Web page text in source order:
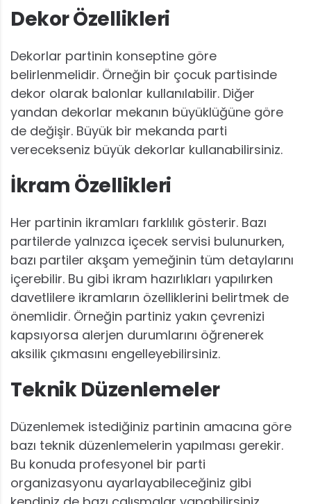
Dekor Özellikleri
Dekorlar partinin konseptine göre
belirlenmelidir. Örneğin bir çocuk partisinde
dekor olarak balonlar kullanılabilir. Diğer
yandan dekorlar mekanın büyüklüğüne göre
de değişir. Büyük bir mekanda parti
verecekseniz büyük dekorlar kullanabilirsiniz.
İkram Özellikleri
Her partinin ikramları farklılık gösterir. Bazı
partilerde yalnızca içecek servisi bulunurken,
bazı partiler akşam yemeğinin tüm detaylarını
içerebilir. Bu gibi ikram hazırlıkları yapılırken
davetlilere ikramların özelliklerini belirtmek de
önemlidir. Örneğin partiniz yakın çevrenizi
kapsıyorsa alerjen durumlarını öğrenerek
aksilik çıkmasını engelleyebilirsiniz.
Teknik Düzenlemeler
Düzenlemek istediğiniz partinin amacına göre
bazı teknik düzenlemelerin yapılması gerekir.
Bu konuda profesyonel bir parti
organizasyonu ayarlayabileceğiniz gibi